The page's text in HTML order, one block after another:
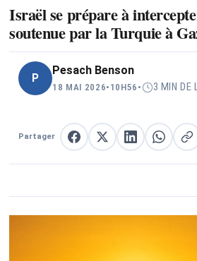
Israël se prépare à
soutenue par la Turquie à
P
Pesach Benson
18 MAI 2026• 10H56 • 3 MIN DE
Partager Partager sur Facebook
Partager sur X
Partager sur
Partager